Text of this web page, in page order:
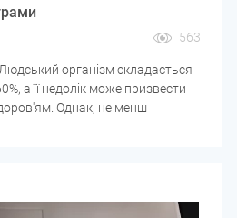
563
організм складається
а її недолік може призвести
Однак, не менш